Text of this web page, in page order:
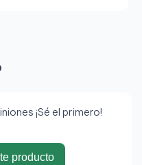
¡Sé el primero!
producto